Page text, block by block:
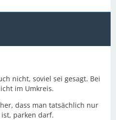
nicht, soviel sei gesagt. Bei
im Umkreis.
dass man tatsächlich nur
parken darf.